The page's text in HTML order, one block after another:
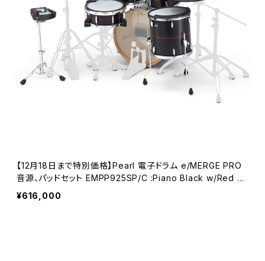
【12月18日まで特別価格】Pearl 電子ドラム e/MERGE PRO
音源、パッドセット EMPP925SP/C :Piano Black w/Red St
ripe(#758)
¥616,000